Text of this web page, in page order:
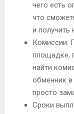
чего есть
что
и получить
Комиссии.
площадке,
найти
обменник
просто
Сроки